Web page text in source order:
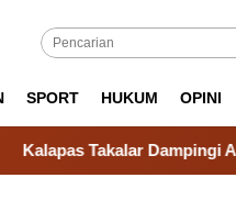
SPORT HUKUM OPINI
Takalar Dampingi